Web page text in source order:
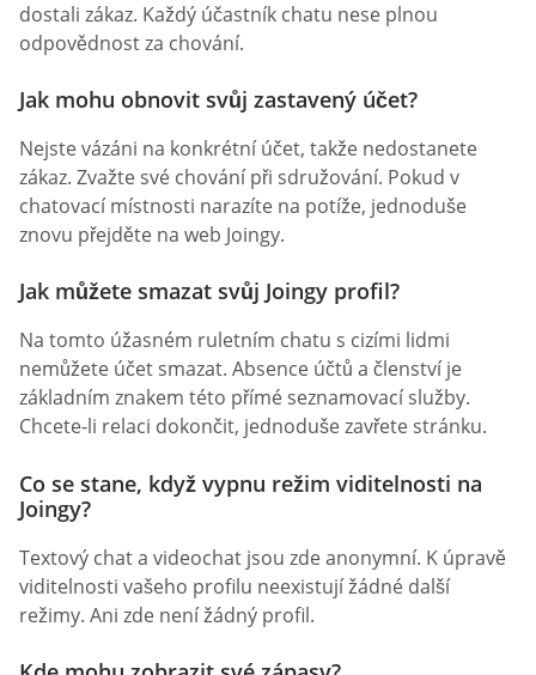
dostali zákaz. Každý účastník chatu nese plnou
odpovědnost za chování.
Jak mohu obnovit svůj zastavený účet?
Nejste vázáni na konkrétní účet, takže nedostanete
zákaz. Zvažte své chování při sdružování. Pokud v
chatovací místnosti narazíte na potíže, jednoduše
znovu přejděte na web Joingy.
Jak můžete smazat svůj Joingy profil?
Na tomto úžasném ruletním chatu s cizími lidmi
nemůžete účet smazat. Absence účtů a členství je
základním znakem této přímé seznamovací služby.
Chcete-li relaci dokončit, jednoduše zavřete stránku.
Co se stane, když vypnu režim viditelnosti na
Joingy?
Textový chat a videochat jsou zde anonymní. K úpravě
viditelnosti vašeho profilu neexistují žádné další
režimy. Ani zde není žádný profil.